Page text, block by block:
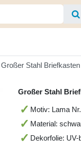
Großer Stahl
Großer Stahl
Motiv: Lama
Material:
Dekorfolie: